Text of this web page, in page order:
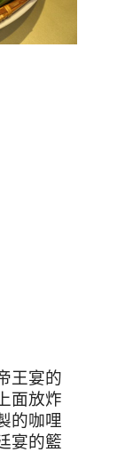
王宴的
面放炸
的咖哩
宴的籃